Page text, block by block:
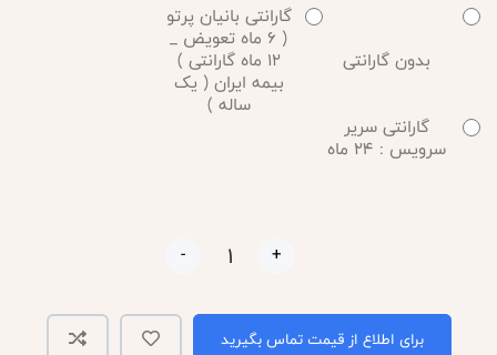
بدون گارانتی
گارانتی بانیان پرتو
( 6 ماه تعویض _
12 ماه گارانتی )
بیمه ایران ( یک
ساله )
گارانتی سریر
سرویس : 24 ماه
- +
برای اطلاع از قیمت تماس بگیرید